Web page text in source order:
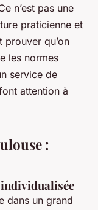
n’est pas une
praticienne et
prouver qu’on
les normes
service de
attention à
:
individualisée
dans un grand